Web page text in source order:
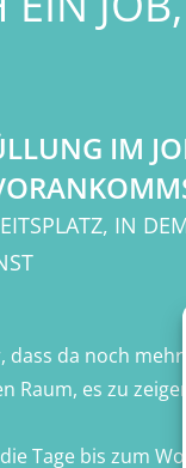
IM
IN
da noch
Raum, es zu zeigen?
Tage bis zum